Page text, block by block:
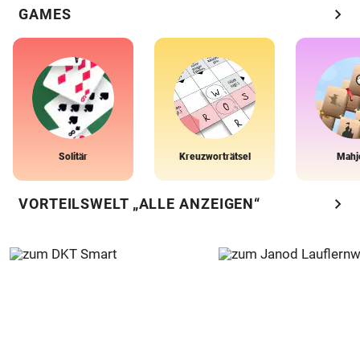
GAMES chevron_right
Solitär Kreuzworträtsel
VORTEILSWELT „ALLE ANZEIGEN“ chevron_right